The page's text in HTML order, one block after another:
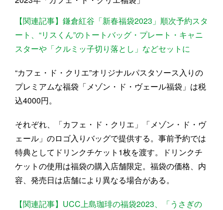
【関連記事】鎌倉紅谷「新春福袋2023」順次予約スタ
ート、“リスくん”のトートバッグ・プレート・キャニ
スターや「クルミッ子切り落とし」などセットに
“カフェ・ド・クリエ”オリジナルパスタソース入りの
プレミアムな福袋「メゾン・ド・ヴェール福袋」は税
込4000円。
それぞれ、「カフェ・ド・クリエ」「メゾン・ド・ヴ
ェール」のロゴ入りバッグで提供する。事前予約では
特典としてドリンクチケット1枚を渡す。ドリンクチ
ケットの使用は福袋の購入店舗限定。福袋の価格、内
容、発売日は店舗により異なる場合がある。
【関連記事】UCC上島珈琲の福袋2023、「うさぎの